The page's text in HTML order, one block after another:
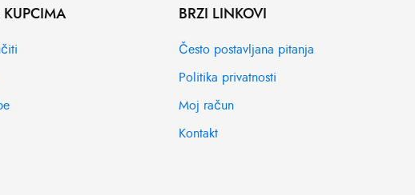
KUPCIMA BRZI LINKOVI
Često postavljana pitanja
Politika privatnosti
Moj račun
Kontakt